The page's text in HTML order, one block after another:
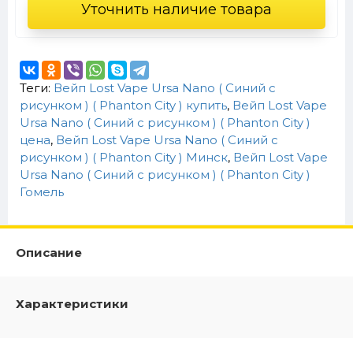
Уточнить наличие товара
Теги: Вейп Lost Vape Ursa Nano ( Синий с
рисунком ) ( Phanton City ) купить, Вейп Lost Vape
Ursa Nano ( Синий с рисунком ) ( Phanton City )
цена, Вейп Lost Vape Ursa Nano ( Синий с
рисунком ) ( Phanton City ) Минск, Вейп Lost Vape
Ursa Nano ( Синий с рисунком ) ( Phanton City )
Гомель
Описание
Характеристики